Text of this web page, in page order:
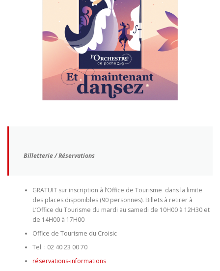
Billetterie / Réservations
GRATUIT sur inscription à l’Office de Tourisme dans la limite
des places disponibles (90 personnes). Billets à retirer à
L’Office du Tourisme du mardi au samedi de 10H00 à 12H30 et
de 14H00 à 17H00
Office de Tourisme du Croisic
Tel : 02 40 23 00 70
réservations-informations